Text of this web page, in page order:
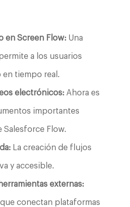
en Screen Flow:Una
a los usuarios
en tiempo real.
electrónicos:Ahora es
importantes
Salesforce Flow.
La creación de flujos
y accesible.
externas:
conectan plataformas